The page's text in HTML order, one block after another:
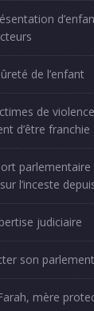
de l’enfant
de
d’être franchie
l’inceste
judiciaire
son
mère